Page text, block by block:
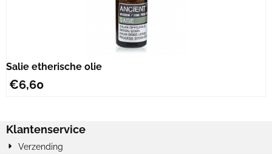
Salie etherische olie
€6,60
Klantenservice
Verzending